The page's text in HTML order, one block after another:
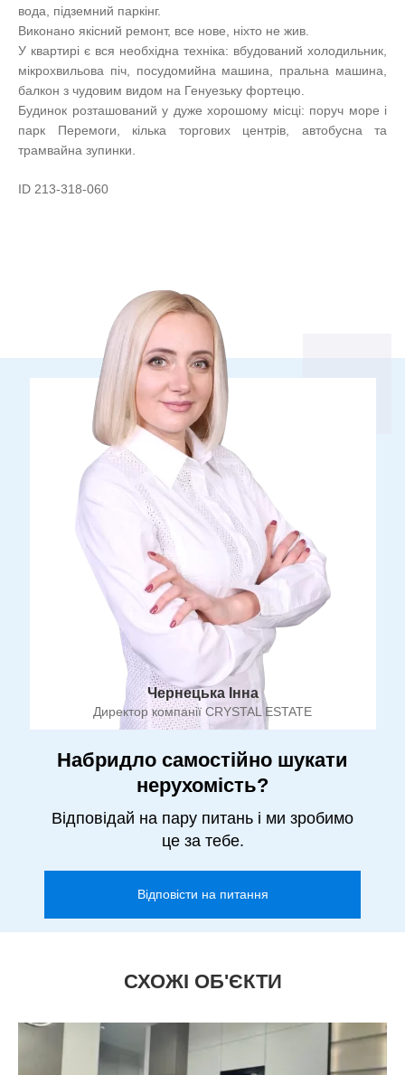
вода, підземний паркінг.
Виконано якісний ремонт, все нове, ніхто не жив.
У квартирі є вся необхідна техніка: вбудований холодильник,
мікрохвильова піч, посудомийна машина, пральна машина,
балкон з чудовим видом на Генуезьку фортецю.
Будинок розташований у дуже хорошому місці: поруч море і
парк Перемоги, кілька торгових центрів, автобусна та
трамвайна зупинки.
ID 213-318-060
Чернецька Інна
Директор компанії CRYSTAL ESTATE
Набридло самостійно шукати
нерухомість?
Відповідай на пару питань і ми зробимо
це за тебе.
Відповісти на питання
СХОЖІ ОБ'ЄКТИ